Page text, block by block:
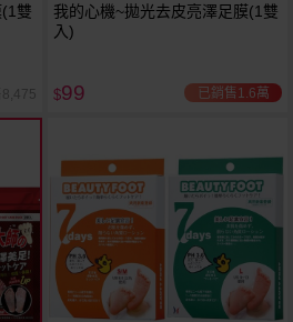
雙
8,475
我的心機~拋光去皮亮澤足膜(1雙
入)
$99 已銷售1.6萬